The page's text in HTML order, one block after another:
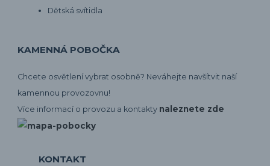
Dětská svítidla
KAMENNÁ POBOČKA
Chcete osvětlení vybrat osobně? Neváhejte navšítvit naší
kamennou provozovnu!
Více informací o provozu a kontakty naleznete zde
KONTAKT